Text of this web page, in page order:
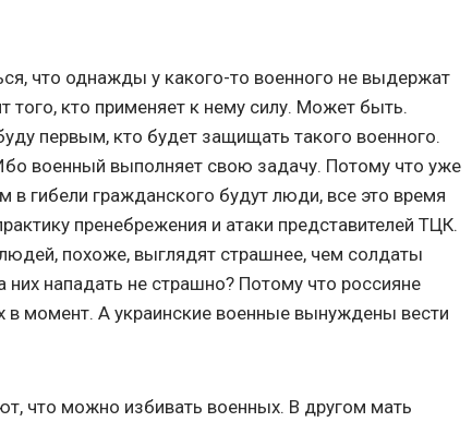
что однажды у какого-то военного не выдержат
того, кто применяет к нему силу. Может быть.
первым, кто будет защищать такого военного.
военный выполняет свою задачу. Потому что уже
в гибели гражданского будут люди, все это время
пренебрежения и атаки представителей ТЦК.
похоже, выглядят страшнее, чем солдаты
них нападать не страшно? Потому что россияне
в момент. А украинские военные вынуждены вести
что можно избивать военных. В другом мать